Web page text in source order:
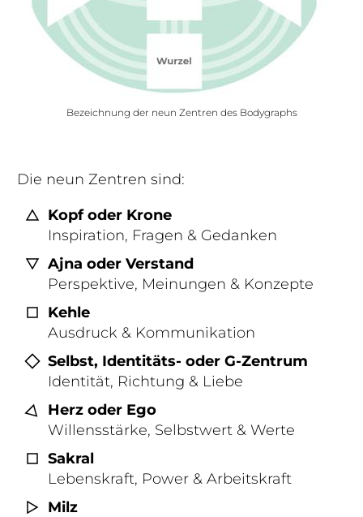
Bezeichnung der neun Zentren des Bodygraphs
Die neun Zentren sind:
Kopf oder Krone
Inspiration, Fragen & Gedanken
Ajna oder Verstand
Perspektive, Meinungen & Konzepte
Kehle
Ausdruck & Kommunikation
Selbst, Identitäts- oder G-Zentrum
Identität, Richtung & Liebe
Herz oder Ego
Willensstärke, Selbstwert & Werte
Sakral
Lebenskraft, Power & Arbeitskraft
Milz